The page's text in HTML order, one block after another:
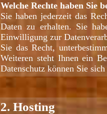
Welche Rechte haben Sie
Sie haben jederzeit das
Daten zu erhalten. Sie
Einwilligung zur
Sie das Recht,
Weiteren steht Ihnen ein
Datenschutz können Sie
2. Hosting